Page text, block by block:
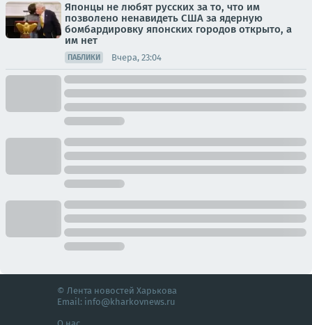
Японцы не любят русских за то, что им
позволено ненавидеть США за ядерную
бомбардировку японских городов открыто, а
им нет
ПАБЛИКИ Вчера, 23:04
© Лента новостей Харькова
Email: info@kharkovnews.ru